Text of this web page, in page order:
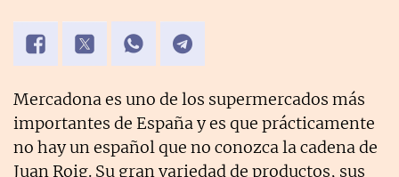
Mercadona es uno de los supermercados más
importantes de España y es que prácticamente
no hay un español que no conozca la cadena de
Juan Roig. Su gran variedad de productos, sus